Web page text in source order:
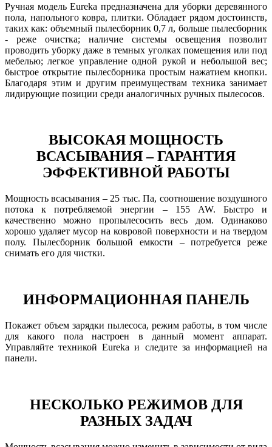
Ручная модель Eureka предназначена для уборки деревянного
пола, напольного ковра, плитки. Обладает рядом достоинств,
таких как: объемный пылесборник 0,7 л, больше пылесборник
- реже очистка; наличие системы освещения позволит
проводить уборку даже в темных уголках помещения или под
мебелью; легкое управление одной рукой и небольшой вес;
быстрое открытие пылесборника простым нажатием кнопки.
Благодаря этим и другим преимуществам техника занимает
лидирующие позиции среди аналогичных ручных пылесосов.
ВЫСОКАЯ МОЩНОСТЬ
ВСАСЫВАНИЯ – ГАРАНТИЯ
ЭФФЕКТИВНОЙ РАБОТЫ
Мощность всасывания – 25 тыс. Па, соотношение воздушного
потока к потребляемой энергии – 155 AW. Быстро и
качественно можно пропылесосить весь дом. Одинаково
хорошо удаляет мусор на ковровой поверхности и на твердом
полу. Пылесборник большой емкости – потребуется реже
снимать его для чистки.
ИНФОРМАЦИОННАЯ ПАНЕЛЬ
Покажет объем зарядки пылесоса, режим работы, в том числе
для какого пола настроен в данный момент аппарат.
Управляйте техникой Eureka и следите за информацией на
панели.
НЕСКОЛЬКО РЕЖИМОВ ДЛЯ
РАЗНЫХ ЗАДАЧ